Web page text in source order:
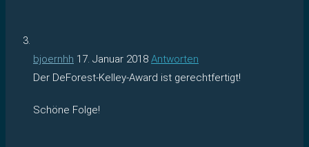
bjoernhh 17. Januar 2018 Antworten
Der DeForest-Kelley-Award ist gerechtfertigt!
Schöne Folge!